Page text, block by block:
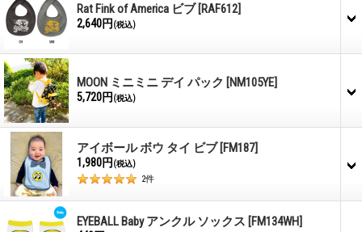
Rat Fink of America ビブ [RAF612]
2,640円 (税込)
MOON ミニミニ デイ パック [NM105YE]
5,720円 (税込)
アイボール ボウ タイ ビブ [FM187]
1,980円 (税込)
2件
EYEBALL Baby アンクル ソックス [FM134WH]